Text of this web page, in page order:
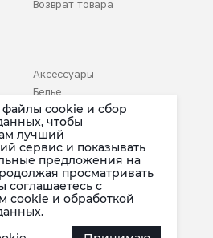
Возврат товара
Аксессуары
Белье
Детское
cookie и сбор
чтобы
лучший
сервис и показывать
предложения на
просматривать
соглашаетесь c
cookie и обработкой